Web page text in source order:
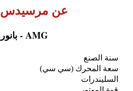
عن مرسيدس E200
AMG - بانوراما
سنة الصنع
سعة المحرك (سي سي)
السليندرات